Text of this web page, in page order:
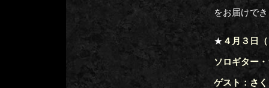
をお届けで
★ ４月３日
ソロギター
ゲスト：さ